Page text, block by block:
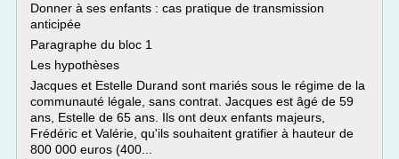
Donner à ses enfants : cas pratique de transmission
anticipée
Paragraphe du bloc 1
Les hypothèses
Jacques et Estelle Durand sont mariés sous le régime de la
communauté légale, sans contrat. Jacques est âgé de 59
ans, Estelle de 65 ans. Ils ont deux enfants majeurs,
Frédéric et Valérie, qu'ils souhaitent gratifier à hauteur de
800 000 euros (400...